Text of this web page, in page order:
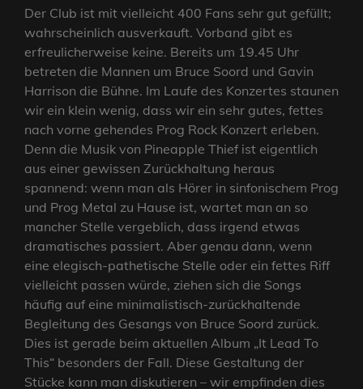
Der Club ist mit vielleicht 400 Fans sehr gut gefüllt;
wahrscheinlich ausverkauft. Vorband gibt es
erfreulicherweise keine. Bereits um 19.45 Uhr
betreten die Mannen um Bruce Soord und Gavin
Harrison die Bühne. Im Laufe des Konzertes staunen
wir ein klein wenig, dass wir ein sehr gutes, fettes
nach vorne gehendes Prog Rock Konzert erleben.
Denn die Musik von Pineapple Thief ist eigentlich
aus einer gewissen Zurückhaltung heraus
spannend: wenn man als Hörer in sinfonischem Prog
und Prog Metal zu Hause ist, wartet man an so
mancher Stelle vergeblich, dass irgend etwas
dramatisches passiert. Aber genau dann, wenn
eine elegisch-pathetische Stelle oder ein fettes Riff
vielleicht passen würde, ziehen sich die Songs
häufig auf eine minimalistisch-zurückhaltende
Begleitung des Gesangs von Bruce Soord zurück.
Dies ist gerade beim aktuellen Album „It Lead To
This“ besonders der Fall. Diese Gestaltung der
Stücke kann man diskutieren – wir empfinden dies